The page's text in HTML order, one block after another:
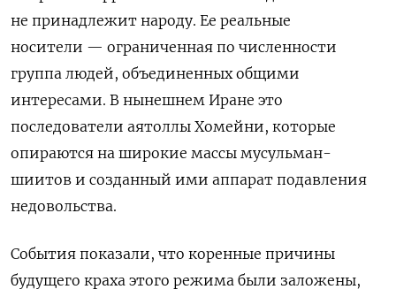
не принадлежит народу. Ее реальные
носители — ограниченная по численности
группа людей, объединенных общими
интересами. В нынешнем Иране это
последователи аятоллы Хомейни, которые
опираются на широкие массы мусульман-
шиитов и созданный ими аппарат подавления
недовольства.
События показали, что коренные причины
будущего краха этого режима были заложены,